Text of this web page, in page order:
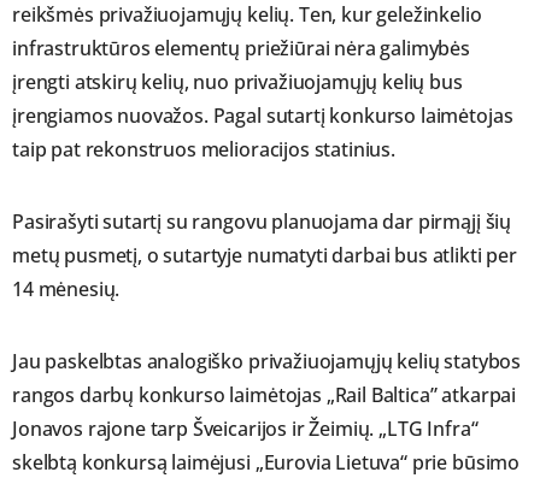
reikšmės privažiuojamųjų kelių. Ten, kur geležinkelio
infrastruktūros elementų priežiūrai nėra galimybės
įrengti atskirų kelių, nuo privažiuojamųjų kelių bus
įrengiamos nuovažos. Pagal sutartį konkurso laimėtojas
taip pat rekonstruos melioracijos statinius.
Pasirašyti sutartį su rangovu planuojama dar pirmąjį šių
metų pusmetį, o sutartyje numatyti darbai bus atlikti per
14 mėnesių.
Jau paskelbtas analogiško privažiuojamųjų kelių statybos
rangos darbų konkurso laimėtojas „Rail Baltica” atkarpai
Jonavos rajone tarp Šveicarijos ir Žeimių. „LTG Infra“
skelbtą konkursą laimėjusi „Eurovia Lietuva“ prie būsimo